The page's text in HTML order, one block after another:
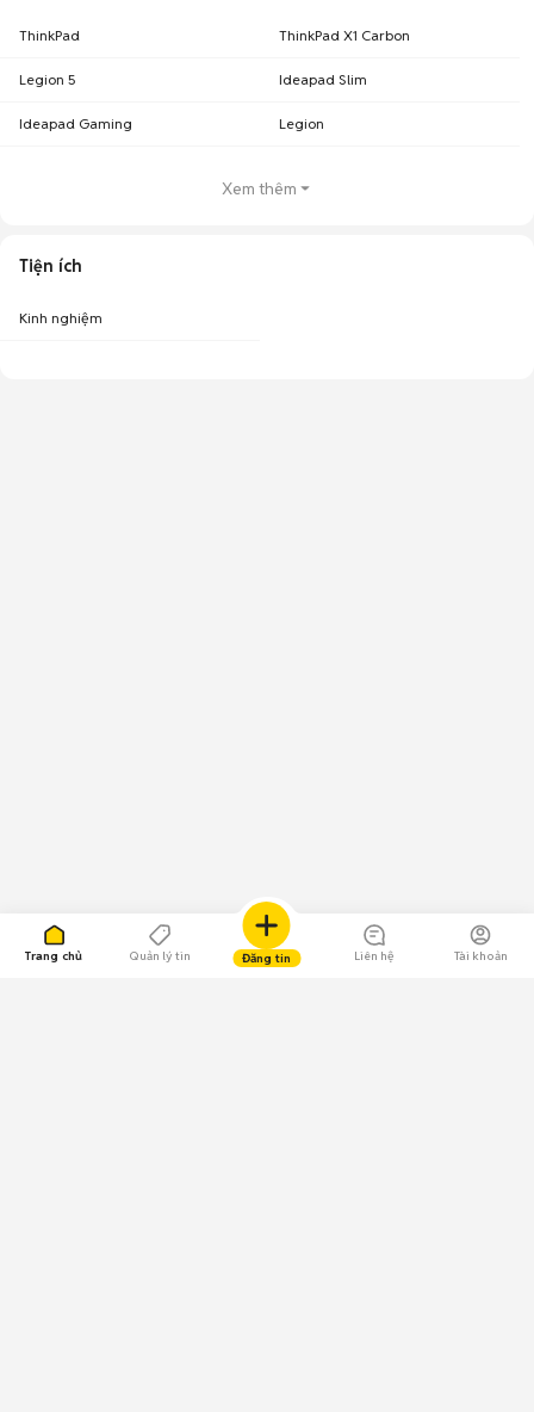
Trang chủ Quản lý tin Đăng tin Liên hệ Tài khoản
ThinkPad ThinkPad X1 Carbon
Legion 5 Ideapad Slim
Ideapad Gaming Legion
Xem thêm
Tiện ích
Kinh nghiệm